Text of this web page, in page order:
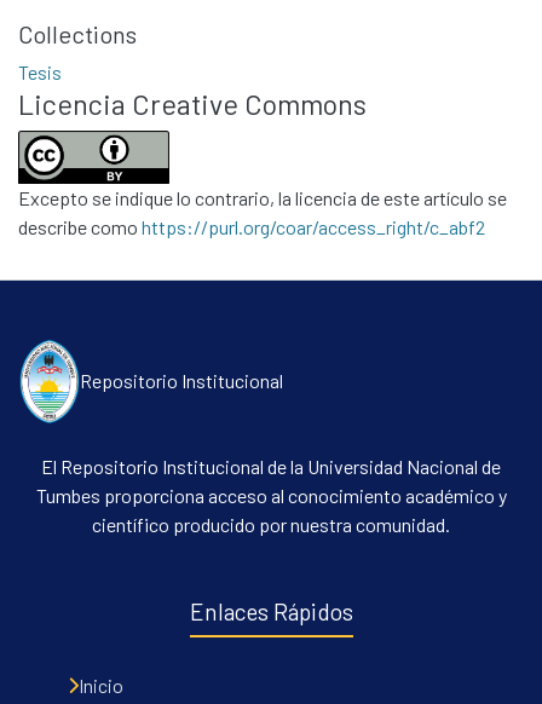
Collections
Tesis
Licencia Creative Commons
Excepto se indique lo contrario, la licencia de este artículo se
describe como https://purl.org/coar/access_right/c_abf2
Repositorio Institucional
El Repositorio Institucional de la Universidad Nacional de
Tumbes proporciona acceso al conocimiento académico y
científico producido por nuestra comunidad.
Enlaces Rápidos
Inicio